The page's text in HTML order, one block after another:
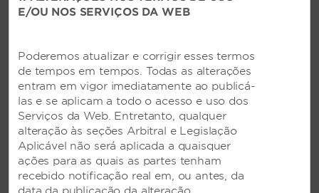
em tecnologia para manter você conectado e muito
mais.
E/OU NOS SERVIÇOS DA WEB
Poderemos atualizar e corrigir esses termos
de tempos em tempos. Todas as alterações
entram em vigor imediatamente ao publicá-
las e se aplicam a todo o acesso e uso dos
Serviços da Web. Entretanto, qualquer
alteração às seções Arbitral e Legislação
Aplicável não será aplicada a quaisquer
ações para as quais as partes tenham
recebido notificação real em, ou antes, da